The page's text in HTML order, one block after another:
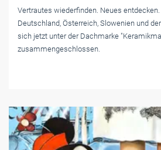
Vertrautes wiederfinden. Neues
Deutschland, Österreich, Slowenien und
sich jetzt unter der Dachmarke
zusammengeschlossen.